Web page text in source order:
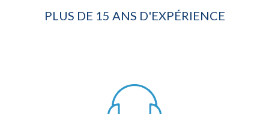
PLUS DE 15 ANS D'EXPÉRIENCE